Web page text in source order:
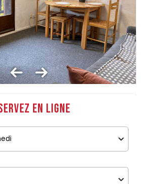
en ligne